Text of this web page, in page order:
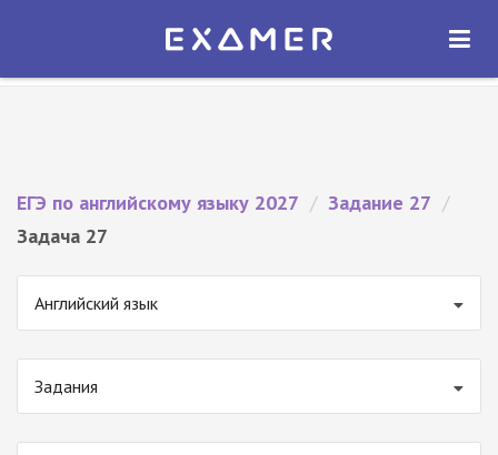
Экзамер — ЕГЭ 2027
ОТКРЫТЬ
ЕГЭ по английскому языку 2027 / Задание 27 /
Задача 27
Английский язык
Задания